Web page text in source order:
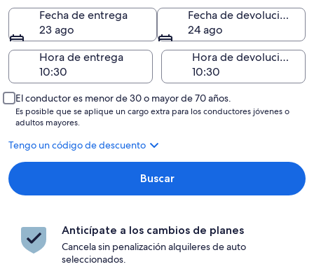
Fecha de entrega
23 ago
Fecha de devolución
24 ago
Hora de entrega
Hora de devolución
El conductor es menor de 30 o mayor de 70 años.
Es posible que se aplique un cargo extra para los conductores jóvenes o
adultos mayores.
Tengo un código de descuento
Buscar
Anticípate a los cambios de planes
Cancela sin penalización alquileres de auto
seleccionados.